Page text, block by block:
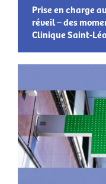
Prise en charge
réveil – des
Clinique Saint-